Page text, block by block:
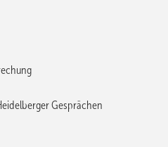
mechanische
und therapeutische
und spezielles ECMO-Team
Oxygenierung)Gesprächen